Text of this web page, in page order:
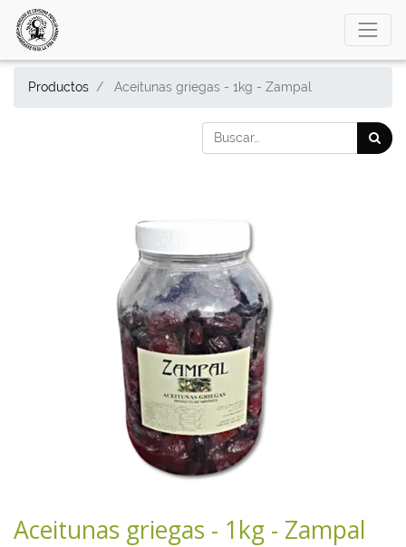
Productos Aceitunas griegas - 1kg - Zampal
Aceitunas griegas - 1kg - Zampal